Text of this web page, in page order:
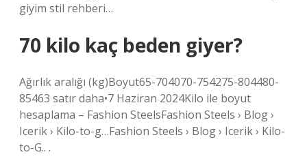
giyim stil rehberi…
70 kilo kaç beden giyer?
Ağırlık aralığı (kg)Boyut65-704070-754275-804480-
85463 satır daha•7 Haziran 2024Kilo ile boyut
hesaplama – Fashion SteelsFashion Steels › Blog ›
Icerik › Kilo-to-g…Fashion Steels › Blog › Icerik › Kilo-
to-G.. .